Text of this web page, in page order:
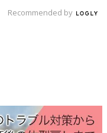
Recommended by